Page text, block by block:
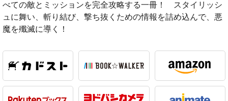
べての敵とミッションを完全攻略する一冊！ スタイリッシ
ュに舞い、斬り結び、撃ち抜くための情報を詰め込んで、悪
魔を殲滅に導く！